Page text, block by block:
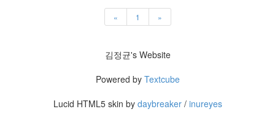
« 1 »
김정균's Website
Powered by Textcube
Lucid HTML5 skin by daybreaker/ inureyes